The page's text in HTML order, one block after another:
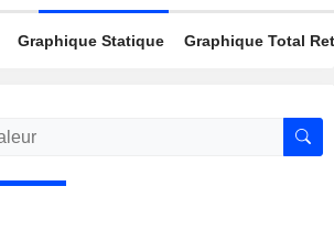
Graphique Statique Graphique Total